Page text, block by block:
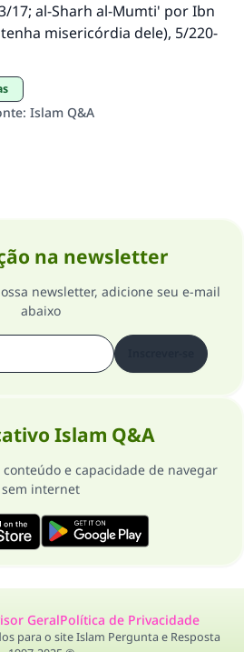
17; al-Sharh al-Mumti' por Ibn
misericórdia dele), 5/220-
: Islam Q&A
na newsletter
newsletter, adicione seu e-mail
abaixo
Islam Q&A
e capacidade de navegar
sem internet
GeralPolítica de Privacidade
para o site Islam Pergunta e Resposta